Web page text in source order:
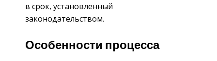
в срок, установленный
законодательством.
Особенности процесса